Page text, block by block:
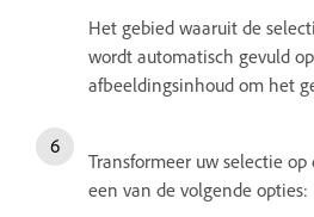
Het gebied waaruit de
wordt automatisch gevuld
afbeeldingsinhoud om het
Transformeer uw selectie
een van de volgende opties: